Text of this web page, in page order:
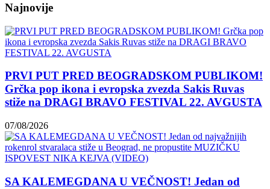
Najnovije
PRVI PUT PRED BEOGRADSKOM PUBLIKOM!
Grčka pop ikona i evropska zvezda Sakis Ruvas
stiže na DRAGI BRAVO FESTIVAL 22. AVGUSTA
07/08/2026
SA KALEMEGDANA U VEČNOST! Jedan od